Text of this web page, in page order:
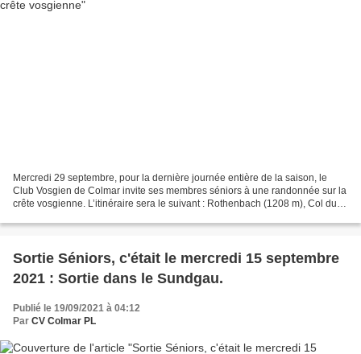
Mercredi 29 septembre, pour la dernière journée entière de la saison, le
Club Vosgien de Colmar invite ses membres séniors à une randonnée sur la
crête vosgienne. L’itinéraire sera le suivant : Rothenbach (1208 m), Col du
Sortie Séniors, c'était le mercredi 15 septembre
2021 : Sortie dans le Sundgau.
Publié le 19/09/2021 à 04:12
Par CV Colmar PL